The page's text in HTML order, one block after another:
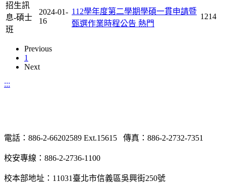
招生訊
息-碩士
班
2024-01-
16
112學年度第二學期學碩一貫申請暨
甄選作業時程公告 熱門
1214
Previous
1
Next
:::
電話：886-2-66202589 Ext.15615 傳真：886-2-2732-7351
校安專線：886-2-2736-1100
校本部地址：11031臺北市信義區吳興街250號